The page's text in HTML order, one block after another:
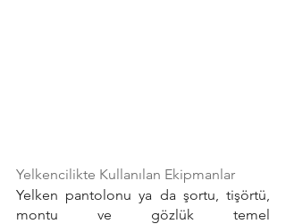
Yelkencilikte Kullanılan Ekipmanlar
Yelken pantolonu ya da şortu, tişörtü,
montu ve gözlük temel